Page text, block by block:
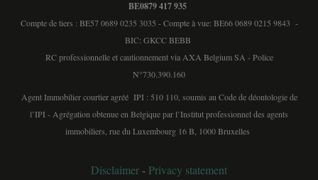
BE0879 417 935
Compte de tiers : BE57 0689 0235 3035 - Compte à vue: BE66 0689 0215 9843 -
BIC: GKCC BEBB
RC professionnelle et cautionnement via AXA Belgium SA - Police
N°730.390.160
Agent Immobilier courtier agréé IPI : 510 110, soumis au Code de déontologie de
l’IPI - Agrégation obtenue en Belgique par l’Institut professionnel des agents
immobiliers, rue du Luxembourg 16 B, 1000 Bruxelles
Disclaimer- Privacy statement